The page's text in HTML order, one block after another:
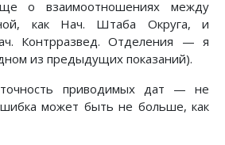
о взаимоотношениях между
как Нач. Штаба Округа, и
Контрразвед. Отделения — я
из предыдущих показаний).
приводимых дат — не
может быть не больше, как